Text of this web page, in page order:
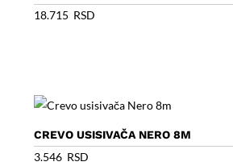
18.715 RSD
CREVO USISIVAČA NERO 8M
3.546 RSD